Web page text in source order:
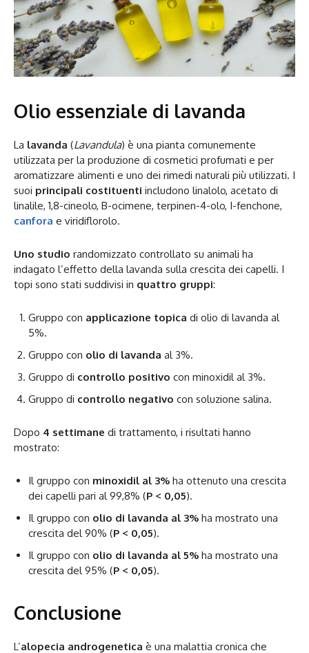
Olio essenziale di lavanda
La lavanda (Lavandula) è una pianta comunemente
utilizzata per la produzione di cosmetici profumati e per
aromatizzare alimenti e uno dei rimedi naturali più utilizzati. I
suoi principali costituenti includono linalolo, acetato di
linalile, 1,8-cineolo, B-ocimene, terpinen-4-olo, I-fenchone,
canfora e viridiflorolo.
Uno studio randomizzato controllato su animali ha
indagato l’effetto della lavanda sulla crescita dei capelli. I
topi sono stati suddivisi in quattro gruppi:
Gruppo con applicazione topica di olio di lavanda al
5%.
Gruppo con olio di lavanda al 3%.
Gruppo di controllo positivo con minoxidil al 3%.
Gruppo di controllo negativo con soluzione salina.
Dopo 4 settimane di trattamento, i risultati hanno
mostrato:
Il gruppo con minoxidil al 3% ha ottenuto una crescita
dei capelli pari al 99,8% (P < 0,05).
Il gruppo con olio di lavanda al 3% ha mostrato una
crescita del 90% (P < 0,05).
Il gruppo con olio di lavanda al 5% ha mostrato una
crescita del 95% (P < 0,05).
Conclusione
L’alopecia androgenetica è una malattia cronica che